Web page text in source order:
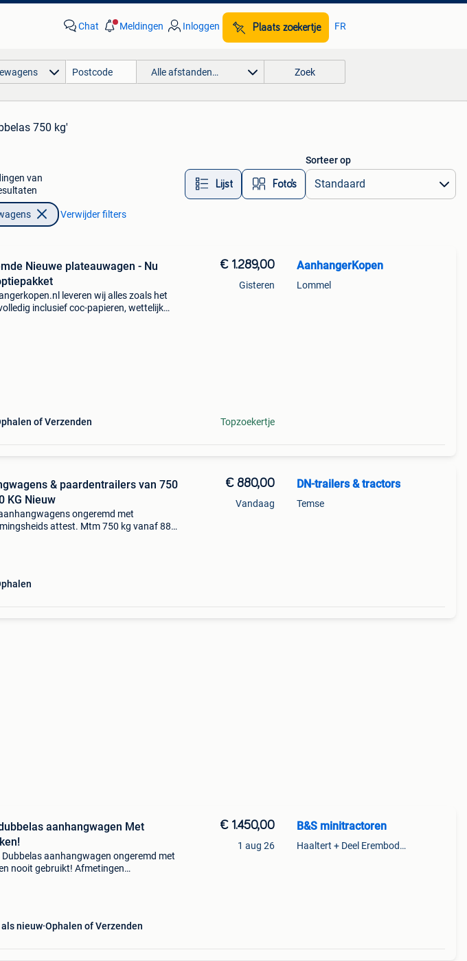
Chat Meldingen Inloggen Plaats zoekertje FR
Alle afstanden… Zoek
750 kg'
van
Lijst Foto’s
Sorteer op
Verwijder filters
Nieuwe plateauwagen - Nu
leveren wij alles zoals het
inclusief coc-papieren, wettelijk
of Verzenden
€ 1.289,00
Gisteren
Topzoekertje
AanhangerKopen
Lommel
& paardentrailers van 750
KG Nieuw
ongeremd met
attest. Mtm 750 kg vanaf 880
€ 880,00
Vandaag
DN-trailers & tractors
Temse
aanhangwagen Met
Dubbelas aanhangwagen ongeremd met
nooit gebruikt! Afmetingen
nieuw Ophalen of Verzenden
€ 1.450,00
1 aug 26
B&S minitractoren
Haaltert + Deel Erembodegem